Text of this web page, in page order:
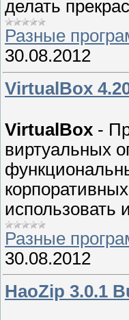
делать
Разные
30.08.2012
VirtualBox
VirtualBox -
виртуальных
использовать
Разные
30.08.2012
HaoZip 3.0.1